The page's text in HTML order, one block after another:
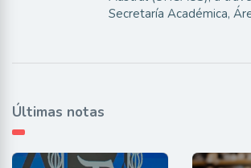
Secretaría Académica,
Últimas notas